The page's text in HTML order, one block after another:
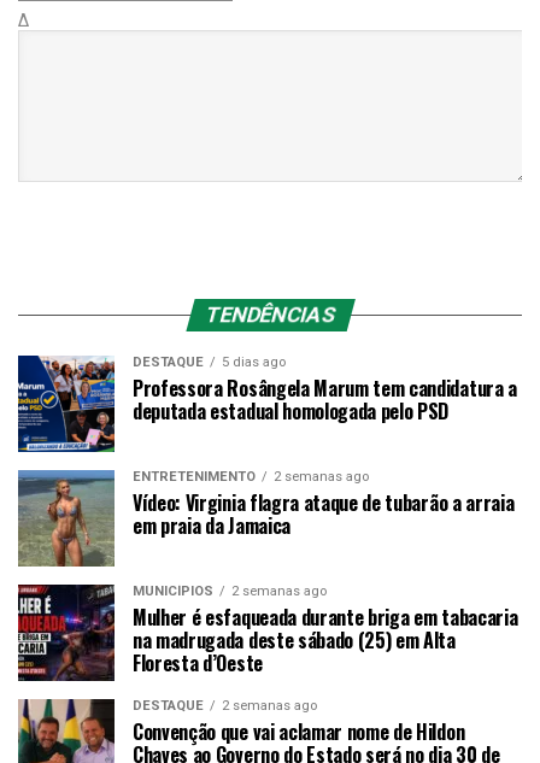
Δ
TENDÊNCIAS
DESTAQUE 5 dias ago
Professora Rosângela Marum tem candidatura a
deputada estadual homologada pelo PSD
ENTRETENIMENTO 2 semanas ago
Vídeo: Virginia flagra ataque de tubarão a arraia
em praia da Jamaica
MUNICÍPIOS 2 semanas ago
Mulher é esfaqueada durante briga em tabacaria
na madrugada deste sábado (25) em Alta
Floresta d’Oeste
DESTAQUE 2 semanas ago
Convenção que vai aclamar nome de Hildon
Chaves ao Governo do Estado será no dia 30 de